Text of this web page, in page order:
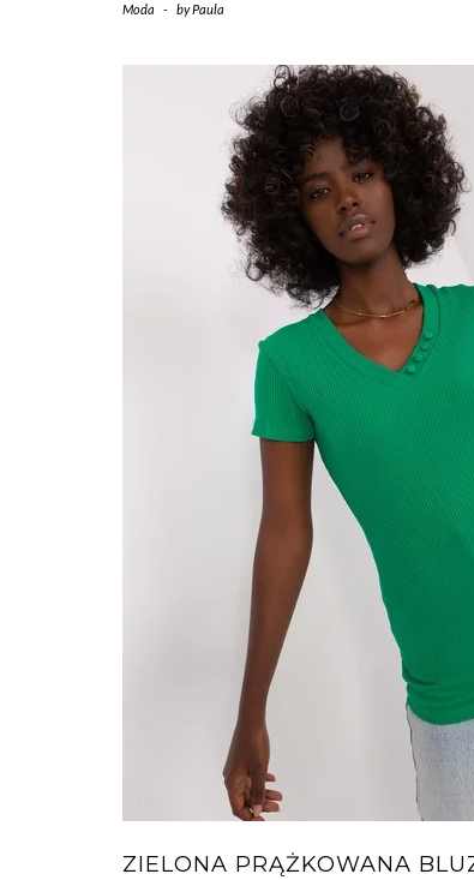
Moda - byPaula
ZIELONA PRĄŻKOWANA